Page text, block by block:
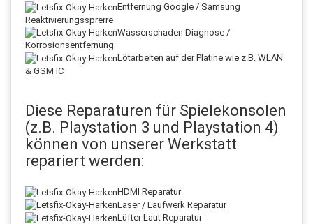
Entfernung Google / Samsung
Reaktivierungssprerre
Wasserschaden Diagnose /
Korrosionsentfernung
Lötarbeiten auf der Platine wie z.B. WLAN
& GSM IC
Diese Reparaturen für Spielekonsolen
(z.B. Playstation 3 und Playstation 4)
können von unserer Werkstatt
repariert werden:
HDMI Reparatur
Laser / Laufwerk Reparatur
Lüfter Laut Reparatur